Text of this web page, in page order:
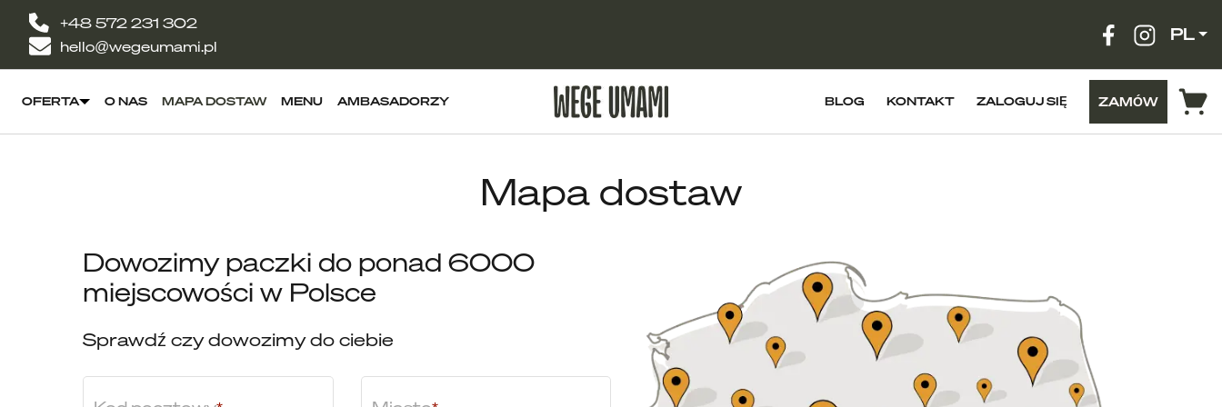
+48 572 231 302
hello@wegeumami.pl
PL
OFERTA O NAS MAPA DOSTAW MENU AMBASADORZY BLOG KONTAKT ZALOGUJ SIĘ ZAMÓW
Mapa dostaw
Dowozimy paczki do ponad 6000
miejscowości w Polsce
Sprawdź czy dowozimy do ciebie